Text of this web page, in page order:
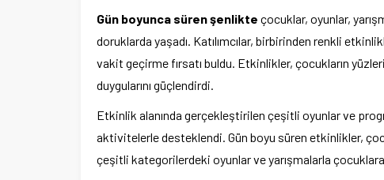
Gün boyunca süren şenlikte çocuklar, oyunlar,
doruklarda yaşadı. Katılımcılar, birbirinden renkli
vakit geçirme fırsatı buldu. Etkinlikler, çocukların
duygularını güçlendirdi.
Etkinlik alanında gerçekleştirilen çeşitli oyunlar ve
aktivitelerle desteklendi. Gün boyu süren etkinlikler,
çeşitli kategorilerdeki oyunlar ve yarışmalarla çocuklara